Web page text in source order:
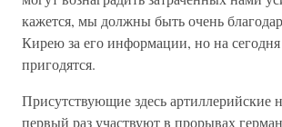
кажется, мы должны быть очень
Кирею за его информации, но на
пригодятся.
Присутствующие здесь артиллерийские
первый раз участвуют в прорывах